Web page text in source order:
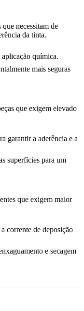
que necessitam de
da tinta.
química.
mais seguras
que exigem elevado
garantir a aderência e a
superfícies para um
que exigem maior
corrente de deposição
e secagem